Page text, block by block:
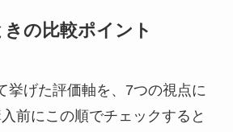
の比較ポイント
挙げた評価軸を、7つの視点に
前にこの順でチェックすると